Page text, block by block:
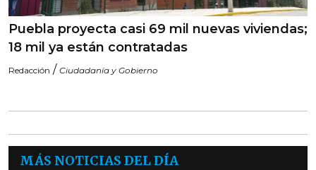
Puebla proyecta casi 69 mil nuevas viviendas;
18 mil ya están contratadas
Redacción / Ciudadanía y Gobierno
MÁS NOTICIAS DEL DÍA